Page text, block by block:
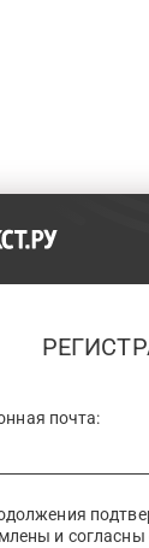
почта:
и согласны